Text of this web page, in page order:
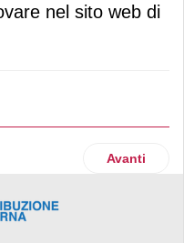
nel sito web di
apre a Cascina (Pi)
Articolo
Avanti